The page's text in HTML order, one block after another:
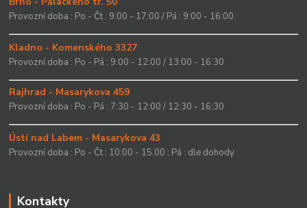
Provozní doba : Po - Čt : 9:00 - 17:00 / Pá : 9:00 - 16:00
Kladno - Komenského 3327
Provozní doba : Po - Pá : 9:00 - 12:00 / 13:00 - 16:30
Rajhrad - Masarykova 459
Provozní doba : Po - Pá : 7:30 - 12:00 / 12:30 - 16:30
Ústí nad Labem - Masarykova 43
Provozní doba : Po - Čt : 10:00 - 15.00 ; Pá : dle dohody
Kontakty